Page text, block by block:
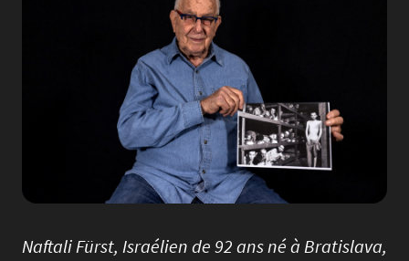
Naftali Fürst, Israélien de 92 ans né à Bratislava,